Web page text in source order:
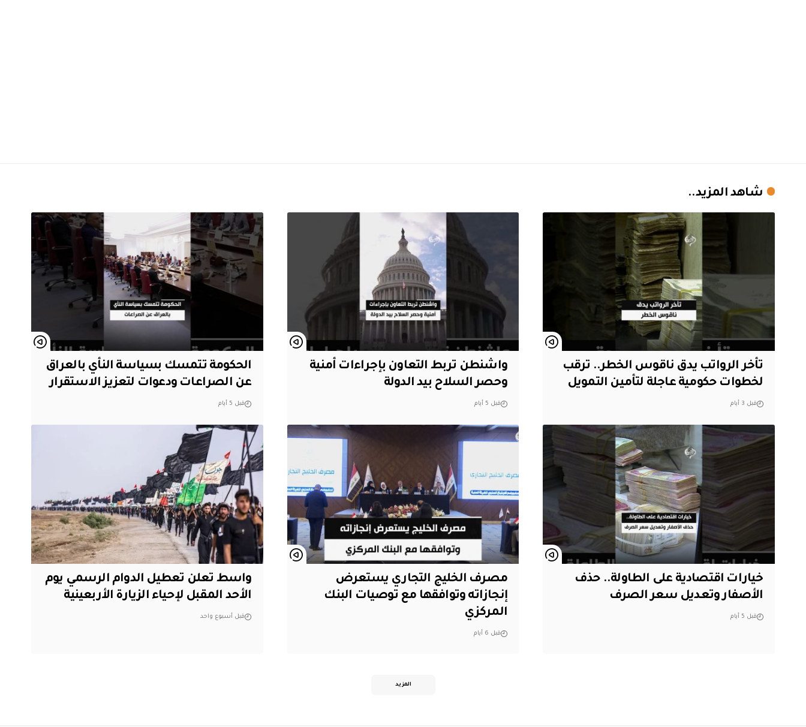
شاهد المزيد..
تأخر الرواتب يدق ناقوس الخطر.. ترقب
لخطوات حكومية عاجلة لتأمين التمويل
قبل 3 أيام
واشنطن تربط التعاون بإجراءات أمنية
وحصر السلاح بيد الدولة
قبل 5 أيام
الحكومة تتمسك بسياسة النأي بالعراق
عن الصراعات ودعوات لتعزيز الاستقرار
قبل 5 أيام
خيارات اقتصادية على الطاولة.. حذف
الأصفار وتعديل سعر الصرف
قبل 5 أيام
مصرف الخليج التجاري يستعرض
إنجازاته وتوافقها مع توصيات البنك
المركزي
قبل 6 أيام
واسط تعلن تعطيل الدوام الرسمي يوم
الأحد المقبل لإحياء الزيارة الأربعينية
قبل أسبوع واحد
المزيد